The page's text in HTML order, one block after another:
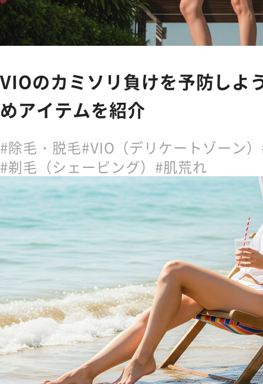
VIOのカミソリ負けを予防しよ
めアイテムを紹介
除毛・脱毛 VIO（デリケートゾーン）
剃毛（シェービング）
肌荒れ